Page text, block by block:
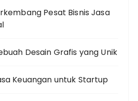
Pesat Bisnis Jasa
Desain Grafis yang Unik
Keuangan untuk Startup